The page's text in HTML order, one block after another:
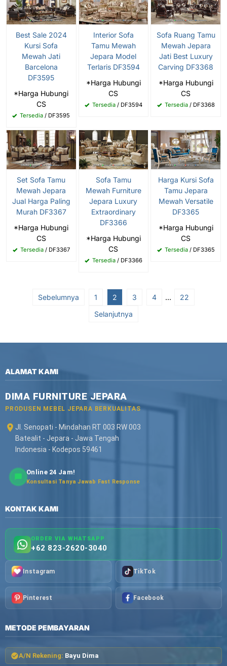
Best Sale 2024
Kursi Sofa
Mewah Jati
Barcelona
DF3595
*Harga Hubungi
CS
Tersedia / DF3595
Interior Sofa
Tamu Mewah
Jepara Model
Terlaris DF3594
*Harga Hubungi
CS
Tersedia/ DF3594
Sofa Ruang Tamu
Mewah Jepara
Jati Best Luxury
Carving DF3368
*Harga Hubungi
CS
Tersedia/ DF3368
Set Sofa Tamu
Mewah Jepara
Jual Harga Paling
Murah DF3367
*Harga Hubungi
CS
Tersedia/ DF3367
Sofa Tamu
Mewah Furniture
Jepara Luxury
Extraordinary
DF3366
*Harga Hubungi
CS
Tersedia/ DF3366
Harga Kursi Sofa
Tamu Jepara
Mewah Versatile
DF3365
*Harga Hubungi
CS
Tersedia/ DF3365
Sebelumnya 1 2 3 4 …
22
Selanjutnya
ALAMAT KAMI
DIMA FURNITURE JEPARA
PRODUSEN MEBEL JEPARA BERKUALITAS
Jl. Senopati - Mindahan RT 003 RW 003
Batealit - Jepara - Jawa Tengah
Indonesia - Kodepos 59461
Online 24 Jam!
Konsultasi Tanya Jawab Fast Response
KONTAK KAMI
ORDER VIA WHATSAPP
+62 823-2620-3040
Instagram TikTok
Pinterest Facebook
METODE PEMBAYARAN
A/N Rekening: Bayu Dima